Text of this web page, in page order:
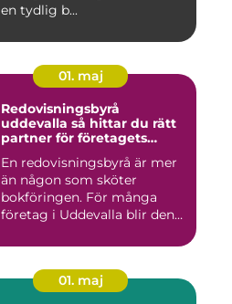
en tydlig b...
01. maj
Redovisningsbyrå
uddevalla så hittar du rätt
partner för företagets
En redovisningsbyrå är mer
än någon som sköter
bokföringen. För många
företag i Uddevalla blir den
01. maj